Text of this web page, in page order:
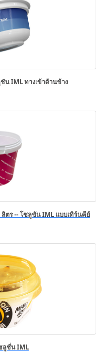
น IML ทางเข้าด้านข้าง
ตร -- โซลูชัน IML แบบเทิร์นคีย์
ลูชั่น IML